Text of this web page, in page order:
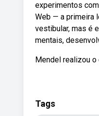
experimentos
Web — a primeira
vestibular, mas é
mentais,
Mendel realizou
Tags